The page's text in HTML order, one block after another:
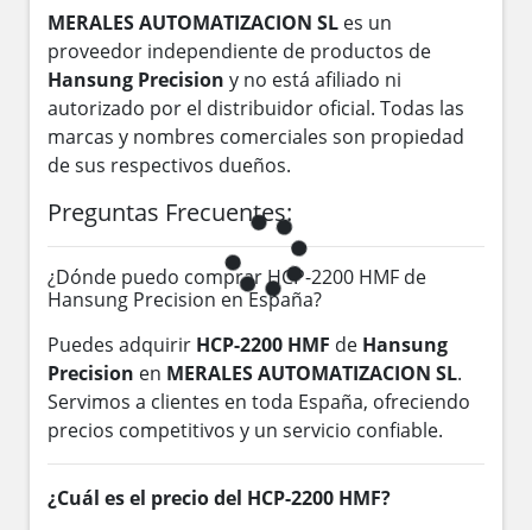
MERALES AUTOMATIZACION SL es un
proveedor independiente de productos de
Hansung Precision y no está afiliado ni
autorizado por el distribuidor oficial. Todas las
marcas y nombres comerciales son propiedad
de sus respectivos dueños.
Preguntas Frecuentes:
¿Dónde puedo comprar HCP-2200 HMF de
Hansung Precision en España?
Puedes adquirir HCP-2200 HMF de Hansung
Precision en MERALES AUTOMATIZACION SL.
Servimos a clientes en toda España, ofreciendo
precios competitivos y un servicio confiable.
¿Cuál es el precio del HCP-2200 HMF?